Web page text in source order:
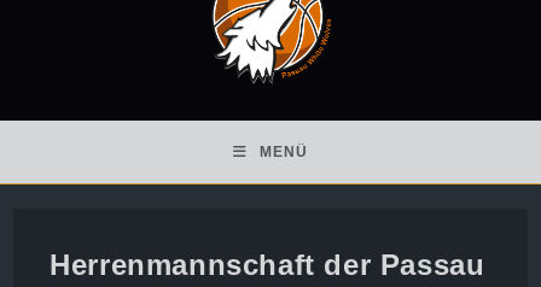
MENÜ
Herrenmannschaft der Passau